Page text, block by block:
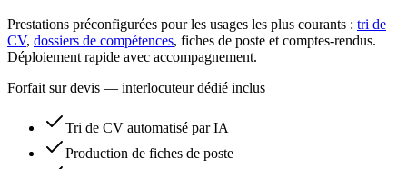
Prestations préconfigurées pour les usages les plus courants : tri de
CV, dossiers de compétences, fiches de poste et comptes-rendus.
Déploiement rapide avec accompagnement.
Forfait sur devis — interlocuteur dédié inclus
Tri de CV automatisé par IA
Production de fiches de poste